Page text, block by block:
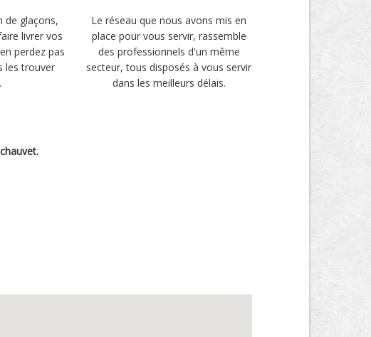
de glaçons,
livrer vos
perdez pas
les trouver
Le réseau que nous avons mis en
place pour vous servir, rassemble
des professionnels d'un même
secteur, tous disposés à vous servir
dans les meilleurs délais.